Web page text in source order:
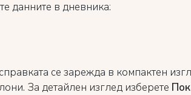
данните в дневника:
се зарежда в компактен
За детайлен изглед изберете